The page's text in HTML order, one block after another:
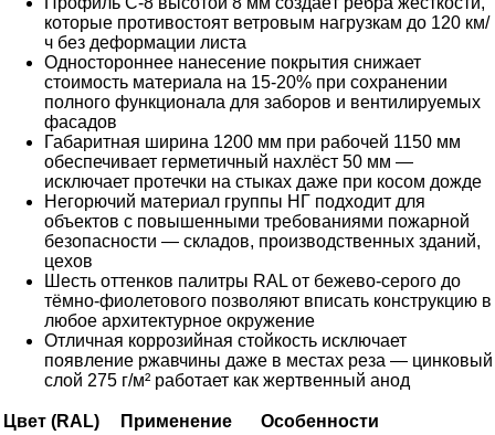
которые противостоят ветровым нагрузкам до 120 км/
ч без деформации листа
Одностороннее нанесение покрытия снижает
стоимость материала на 15-20% при сохранении
полного функционала для заборов и вентилируемых
фасадов
Габаритная ширина 1200 мм при рабочей 1150 мм
обеспечивает герметичный нахлёст 50 мм —
исключает протечки на стыках даже при косом дожде
Негорючий материал группы НГ подходит для
объектов с повышенными требованиями пожарной
безопасности — складов, производственных зданий,
цехов
Шесть оттенков палитры RAL от бежево-серого до
тёмно-фиолетового позволяют вписать конструкцию в
любое архитектурное окружение
Отличная коррозийная стойкость исключает
появление ржавчины даже в местах реза — цинковый
слой 275 г/м² работает как жертвенный анод
Цвет (RAL) Применение Особенности